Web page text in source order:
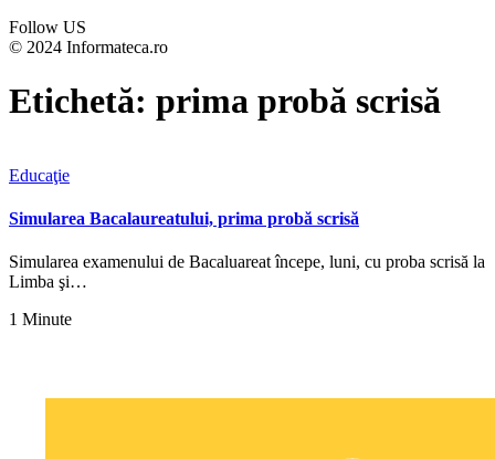
Follow US
© 2024 Informateca.ro
Etichetă: prima probă scrisă
Educaţie
Simularea Bacalaureatului, prima probă scrisă
Simularea examenului de Bacaluareat începe, luni, cu proba scrisă la
Limba şi…
1 Minute